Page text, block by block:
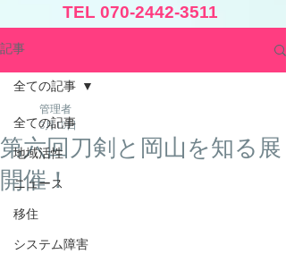
TEL 070-2442-3511
記事
全ての記事
地域活性
ニュース
移住
システム障害
全ての記事
第六回刀剣と岡山を知る展
開催！
管理者
3月10日